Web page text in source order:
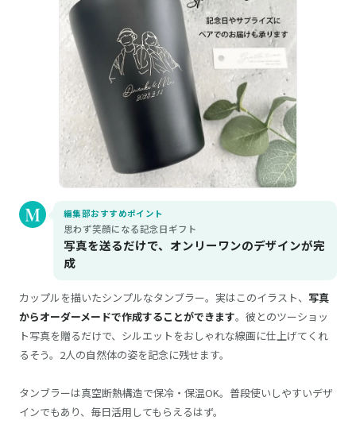
編集部おすすめポイント
思わず笑顔になる記念日ギフト
写真を送るだけで、オンリーワンのデザインが完
成
カップルを描いたシンプルなタンブラー。実はこのイラスト、 写真
からオーダーメードで作成することができます。彼とのツーショッ
ト写真を贈るだけで、シルエットをおしゃれな線画に仕上げてくれ
るそう。2人の自然体の姿を記念に残せます。
タンブラーは真空断熱構造で保冷・保温OK。普段使いしやすいデザ
インでもあり、毎日活用してもらえるはず。